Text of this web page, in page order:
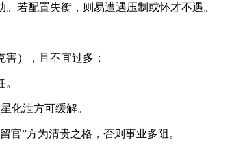
若配置失衡，则易遭遇压制或怀才不遇。
），且不宜过多：
化泄方可缓解。
官”方为清贵之格，否则事业多阻。